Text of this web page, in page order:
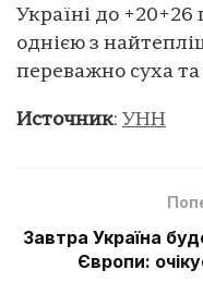
Україні до +20+26
однією з
переважно суха
Источник: УНН
Завтра Україна
Європи: